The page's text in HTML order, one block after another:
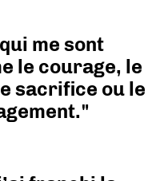
me sont
le courage, le
sacrifice ou le